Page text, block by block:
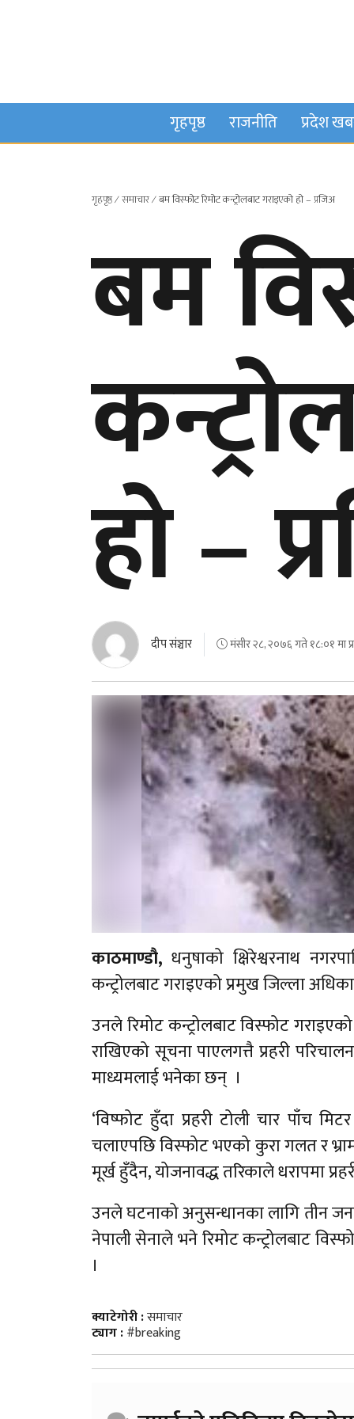
गृहपृष्ठ राजनीति प्रदेश
गृहपृष्ठ∕समाचार∕बम विस्फोट रिमोट कन्ट्रोलबाट गराइएको हो – प्रजिअ
बम
हो –
दीप संञ्चार मंसीर २८, २०७६ गते १८:०१ मा
काठमाण्डौ, धनुषाको क्षिरेश्वरनाथ
कन्ट्रोलबाट गराइएको प्रमुख जिल्ला
उनले रिमोट कन्ट्रोलबाट विस्फोट
राखिएको सूचना पाएलगत्तै प्रहरी
माध्यमलाई भनेका छन् ।
‘विष्फोट हुँदा प्रहरी टोली चार पाँच
चलाएपछि विस्फोट भएको कुरा गलत र
मूर्ख हुँदैन, योजनावद्ध तरिकाले धरापमा
उनले घटनाको अनुसन्धानका लागि तीन
नेपाली सेनाले भने रिमोट कन्ट्रोलबाट
।
क्याटेगोरी :समाचार
ट्याग :#breaking